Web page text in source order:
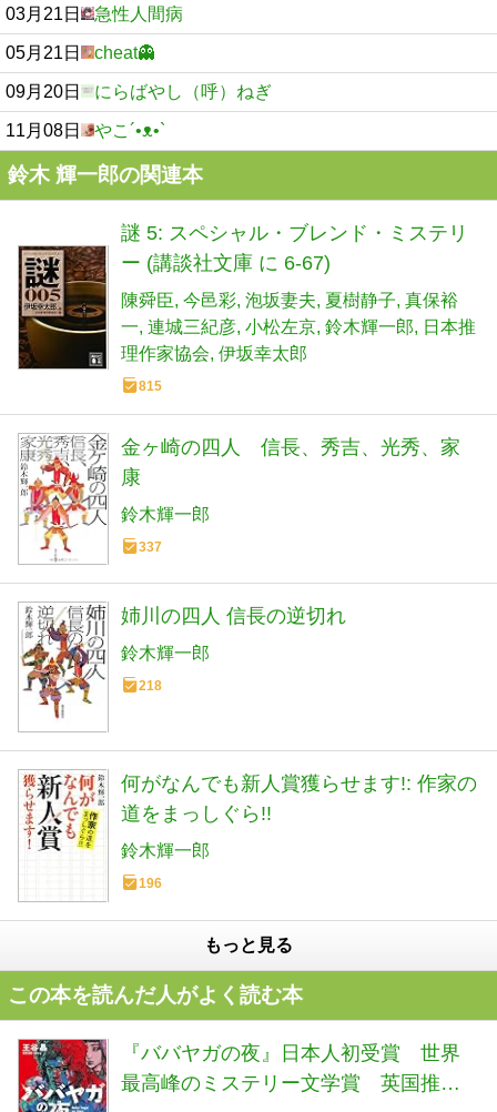
03月21日 急性人間病
05月21日 cheat👻
09月20日 にらばやし（呼）ねぎ
11月08日 やこ´•ᴥ•`
鈴木 輝一郎の関連本
謎 5: スペシャル・ブレンド・ミステリ
ー (講談社文庫 に 6-67)
陳舜臣 今邑彩 泡坂妻夫 夏樹静子 真保裕
一 連城三紀彦 小松左京 鈴木輝一郎
日本推
理作家協会 伊坂幸太郎
815
金ヶ崎の四人 信長、秀吉、光秀、家
康
鈴木輝一郎
337
姉川の四人 信長の逆切れ
鈴木輝一郎
218
何がなんでも新人賞獲らせます!: 作家の
道をまっしぐら!!
鈴木輝一郎
196
もっと見る
この本を読んだ人がよく読む本
『ババヤガの夜』日本人初受賞 世界
最高峰のミステリー文学賞 英国推理